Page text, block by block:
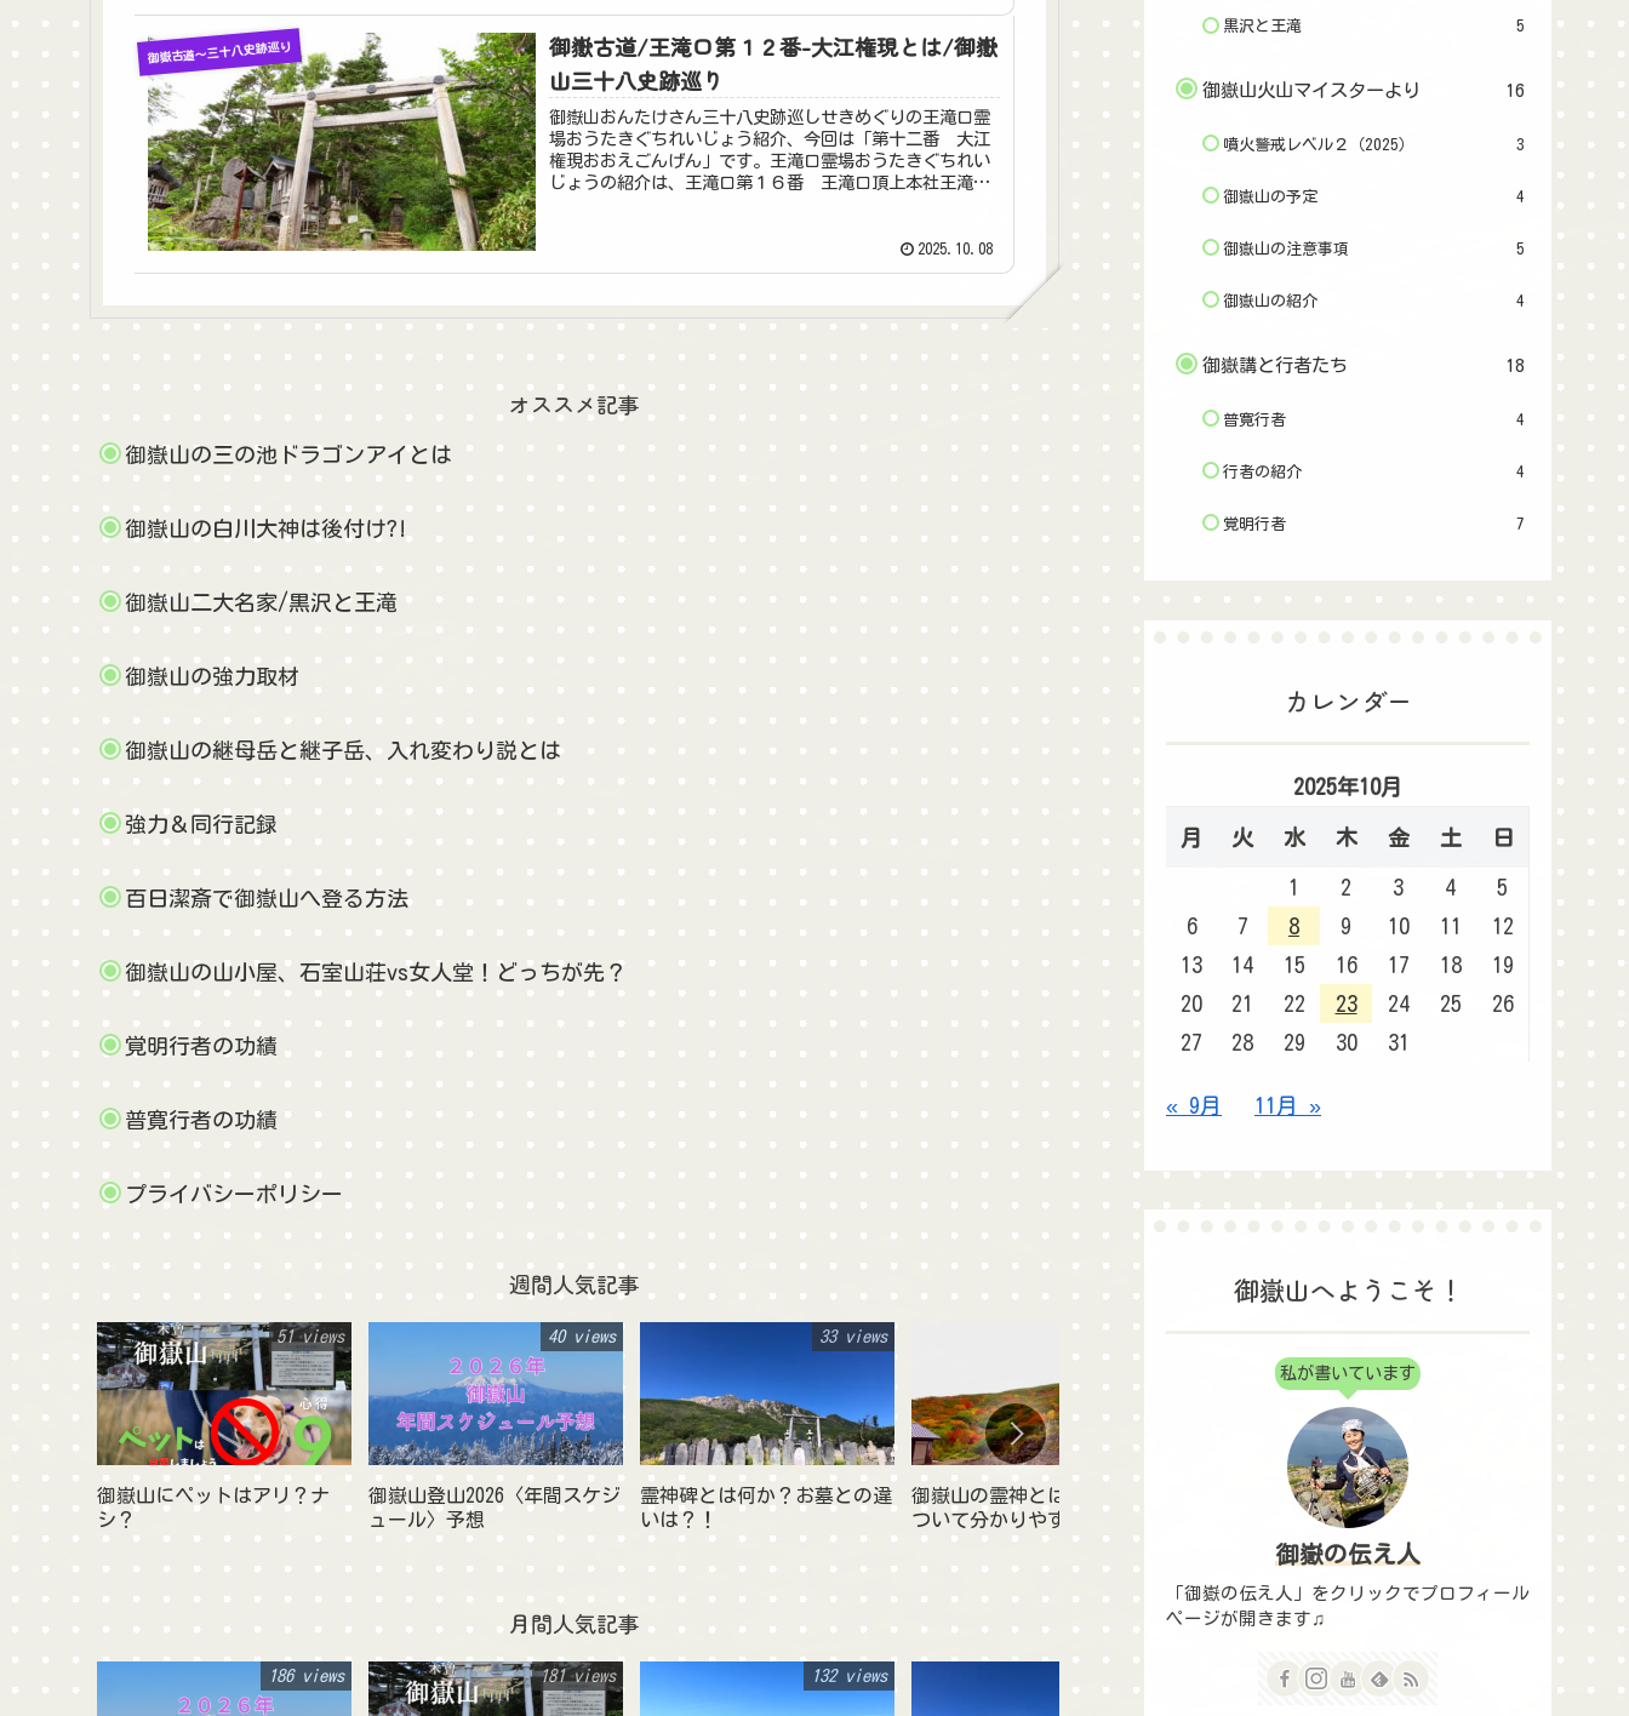
御嶽古道〜三十八史跡巡り
御嶽古道/王滝口第１２番-大江権現とは/御嶽
山三十八史跡巡り
御嶽山おんたけさん三十八史跡巡しせきめぐりの王滝口霊
場おうたきぐちれいじょう紹介、今回は「第十二番 大江
権現おおえごんげん」です。王滝口霊場おうたきぐちれい
じょうの紹介は、王滝口第１６番 王滝口頂上本社王滝口
2025.10.08
オススメ記事
御嶽山の三の池ドラゴンアイとは
御嶽山の白川大神は後付け?!
御嶽山二大名家/黒沢と王滝
御嶽山の強力取材
御嶽山の継母岳と継子岳、入れ変わり説とは
強力＆同行記録
百日潔斎で御嶽山へ登る方法
御嶽山の山小屋、石室山荘vs女人堂！どっちが先？
覚明行者の功績
普寛行者の功績
プライバシーポリシー
週間人気記事
御嶽山にペットはアリ？ナ
シ？
51 views
御嶽山登山2026〈年間スケジ
ュール〉予想
40 views
霊神碑とは何か？お墓との違
いは？！
33 views
御嶽山の霊神とは？霊神碑に
ついて分かりやすく解説！
賽の河原は御嶽山のどこにあ
31 views
月間人気記事
186 views 181 views 132 views 110 views
黒沢と王滝 5
御嶽山火山マイスターより 16
噴火警戒レベル２（2025） 3
御嶽山の予定 4
御嶽山の注意事項 5
御嶽山の紹介 4
御嶽講と行者たち 18
普寛行者 4
行者の紹介 4
覚明行者 7
カレンダー
2025年10月
月 火 水 木 金 土 日
1 2 3 4
5
6
7 8 9 10 11
12
13
14 15 16 17 18
19
20
21 22 23 24 25
26
27
28 29 30 31
« 9月 11月 »
御嶽山へようこそ！
私が書いています
御嶽の伝え人
「御嶽の伝え人」をクリックでプロフィール
ページが開きます♫